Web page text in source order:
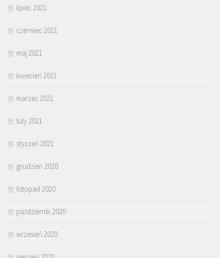
lipiec 2021
czerwiec 2021
maj 2021
kwiecień 2021
marzec 2021
luty 2021
styczeń 2021
grudzień 2020
listopad 2020
październik 2020
wrzesień 2020